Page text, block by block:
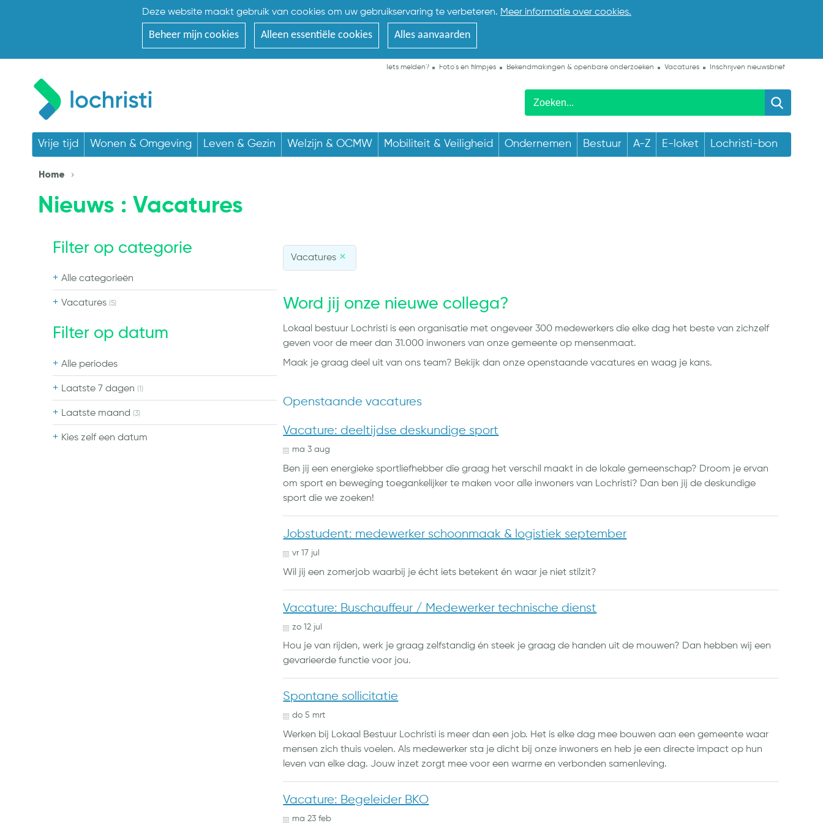
Deze website maakt gebruik van cookies om uw gebruikservaring te verbeteren. Meer informatie over cookies.
Beheer mijn cookies Alleen essentiële cookies Alles aanvaarden
Iets melden? Foto's en filmpjes Bekendmakingen & openbare onderzoeken Vacatures Inschrijven nieuwsbrief
Vrije tijd Wonen & Omgeving Leven & Gezin Welzijn & OCMW Mobiliteit & Veiligheid Ondernemen Bestuur A-Z E-loket Lochristi-bon
Home
Nieuws : Vacatures
Vacatures
Word jij onze nieuwe collega?
Lokaal bestuur Lochristi is een organisatie met ongeveer 300 medewerkers die elke dag het beste van zichzelf
geven voor de meer dan 31.000 inwoners van onze gemeente op mensenmaat.
Maak je graag deel uit van ons team? Bekijk dan onze openstaande vacatures en waag je kans.
Openstaande vacatures
Vacature: deeltijdse deskundige sport
ma 3aug
Ben jij een energieke sportliefhebber die graag het verschil maakt in de lokale gemeenschap? Droom je ervan
om sport en beweging toegankelijker te maken voor alle inwoners van Lochristi? Dan ben jij de deskundige
sport die we zoeken!
Jobstudent: medewerker schoonmaak & logistiek september
vr 17 jul
Wil jij een zomerjob waarbij je écht iets betekent én waar je niet stilzit?
Vacature: Buschauffeur / Medewerker technische dienst
zo 12 jul
Hou je van rijden, werk je graag zelfstandig én steek je graag de handen uit de mouwen? Dan hebben wij een
gevarieerde functie voor jou.
Spontane sollicitatie
do 5 mrt
Werken bij Lokaal Bestuur Lochristi is meer dan een job. Het is elke dag mee bouwen aan een gemeente waar
mensen zich thuis voelen. Als medewerker sta je dicht bij onze inwoners en heb je een directe impact op hun
leven van elke dag. Jouw inzet zorgt mee voor een warme en verbonden samenleving.
Vacature: Begeleider BKO
ma 23feb
Filter op categorie
Alle categorieën
Vacatures(5)
Filter op datum
Alle periodes
Laatste 7 dagen(1)
Laatste maand(3)
Kies zelf een datum